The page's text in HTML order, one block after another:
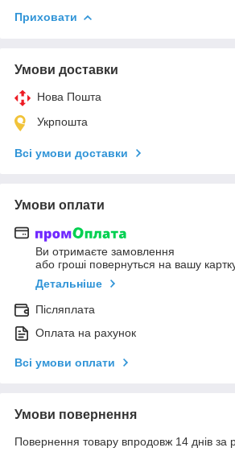
Приховати
Умови доставки
Нова Пошта
Укрпошта
Всі умови доставки
Умови оплати
Ви отримаєте замовлення
або гроші повернуться на вашу
Детальніше
Післяплата
Оплата на рахунок
Всі умови оплати
Умови повернення
Повернення товару впродовж 14 днів за